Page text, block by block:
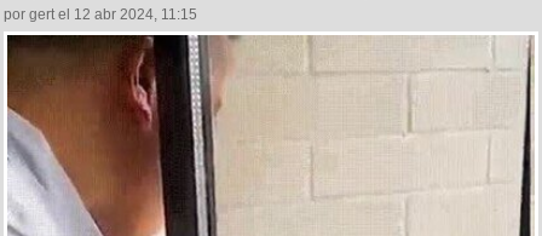
por gert el 12 abr 2024, 11:15